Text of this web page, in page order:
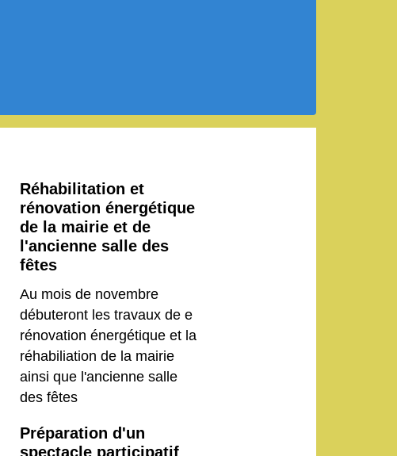
Réhabilitation et
rénovation énergétique
de la mairie et de
l'ancienne salle des
fêtes
Au mois de novembre
débuteront les travaux de e
rénovation énergétique et la
réhabiliation de la mairie
ainsi que l'ancienne salle
des fêtes
Préparation d'un
spectacle participatif